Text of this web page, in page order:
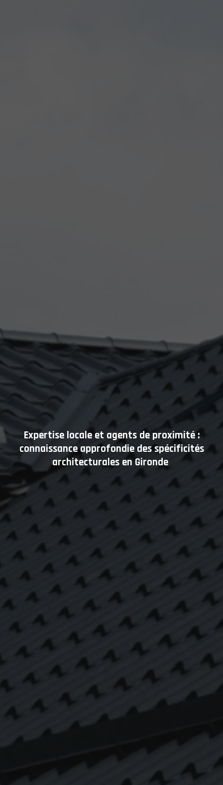
Expertise locale et agents de proximité :
connaissance approfondie des spécificités
architecturales en Gironde